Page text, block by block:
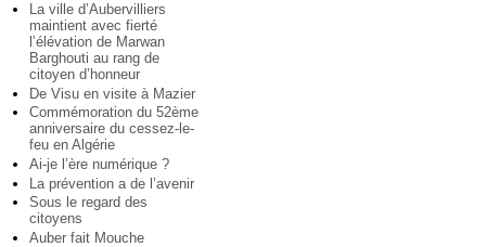
La ville d’Aubervilliers
maintient avec fierté
l’élévation de Marwan
Barghouti au rang de
citoyen d’honneur
De Visu en visite à Mazier
Commémoration du 52ème
anniversaire du cessez-le-
feu en Algérie
Ai-je l’ère numérique ?
La prévention a de l’avenir
Sous le regard des
citoyens
Auber fait Mouche